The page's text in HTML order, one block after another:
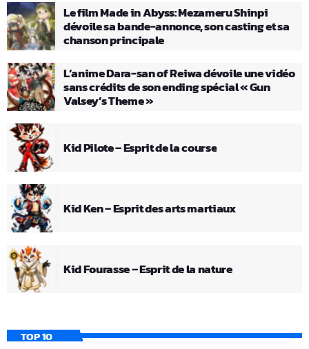
Le film Made in Abyss: Mezameru Shinpi
dévoile sa bande-annonce, son casting et sa
chanson principale
L’anime Dara-san of Reiwa dévoile une vidéo
sans crédits de son ending spécial « Gun
Valsey’s Theme »
Kid Pilote – Esprit de la course
Kid Ken – Esprit des arts martiaux
Kid Fourasse – Esprit de la nature
TOP 10